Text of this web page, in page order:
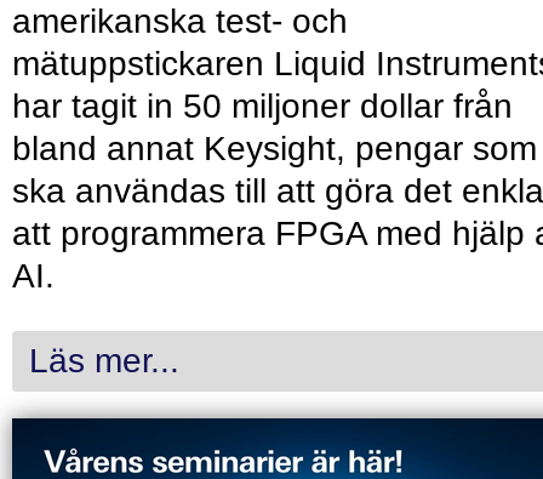
amerikanska test- och
mätuppstickaren Liquid
har tagit in 50 miljoner dollar från
bland annat Keysight, pengar som
ska användas till att göra det
att programmera FPGA med hjälp
AI.
Läs mer...